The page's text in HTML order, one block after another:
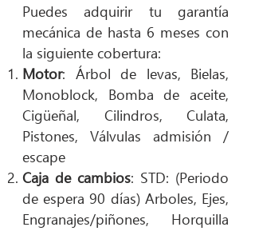
Puedes adquirir tu garantía
mecánica de hasta 6 meses con
la siguiente cobertura:
Motor: Árbol de levas, Bielas,
Monoblock, Bomba de aceite,
Cigüeñal, Cilindros, Culata,
Pistones, Válvulas admisión /
escape
Caja de cambios: STD: (Periodo
de espera 90 días) Arboles, Ejes,
Engranajes/piñones, Horquilla